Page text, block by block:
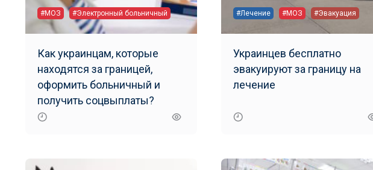
#МОЗ #Электронный больничный
Как украинцам, которые
находятся за границей,
оформить больничный и
получить соцвыплаты?
#Лечение #МОЗ #Эвакуация
Украинцев бесплатно
эвакуируют за границу на
лечение